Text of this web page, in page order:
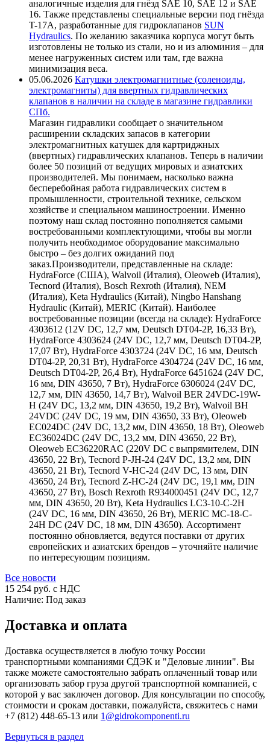
аналогичные изделия для гнёзд SAE 10, SAE 12 и SAE
16. Также представлены специальные версии под гнёзда
T-17A, разработанные для гидроклапанов SUN
Hydraulics. По желанию заказчика корпуса могут быть
изготовлены не только из стали, но и из алюминия – для
менее нагруженных систем или там, где важна
минимизация веса.
05.06.2026 Катушки электромагнитные (соленоиды,
электромагниты) для ввертных гидравлических
клапанов в наличии на складе в магазине гидравлики
СПб.
Магазин гидравлики сообщает о значительном
расширении складских запасов в категории
электромагнитных катушек для картриджных
(ввертных) гидравлических клапанов. Теперь в наличии
более 50 позиций от ведущих мировых и азиатских
производителей. Мы понимаем, насколько важна
бесперебойная работа гидравлических систем в
промышленности, строительной технике, сельском
хозяйстве и специальном машиностроении. Именно
поэтому наш склад постоянно пополняется самыми
востребованными комплектующими, чтобы вы могли
получить необходимое оборудование максимально
быстро – без долгих ожиданий под
заказ.Производители, представленные на складе:
HydraForce (США), Walvoil (Италия), Oleoweb (Италия),
Tecnord (Италия), Bosch Rexroth (Италия), NEM
(Италия), Keta Hydraulics (Китай), Ningbo Hanshang
Hydraulic (Китай), MERIC (Китай). Наиболее
востребованные позиции (всегда на складе): HydraForce
4303612 (12V DC, 12,7 мм, Deutsch DT04-2P, 16,33 Вт),
HydraForce 4303624 (24V DC, 12,7 мм, Deutsch DT04-2P,
17,07 Вт), HydraForce 4303724 (24V DC, 16 мм, Deutsch
DT04-2P, 20,31 Вт), HydraForce 4304724 (24V DC, 16 мм,
Deutsch DT04-2P, 26,4 Вт), HydraForce 6451624 (24V DC,
16 мм, DIN 43650, 7 Вт), HydraForce 6306024 (24V DC,
12,7 мм, DIN 43650, 14,7 Вт), Walvoil BER 24VDC-19W-
H (24V DC, 13,2 мм, DIN 43650, 19,2 Вт), Walvoil BH
24VDC (24V DC, 19 мм, DIN 43650, 33 Вт), Oleoweb
EC024DC (24V DC, 13,2 мм, DIN 43650, 18 Вт), Oleoweb
EC36024DC (24V DC, 13,2 мм, DIN 43650, 22 Вт),
Oleoweb EC36220RAC (220V DC с выпрямителем, DIN
43650, 22 Вт), Tecnord P-JH-24 (24V DC, 13,2 мм, DIN
43650, 21 Вт), Tecnord V-HC-24 (24V DC, 13 мм, DIN
43650, 24 Вт), Tecnord Z-HC-24 (24V DC, 19,1 мм, DIN
43650, 27 Вт), Bosch Rexroth R934000451 (24V DC, 12,7
мм, DIN 43650, 20 Вт), Keta Hydraulics LC3-10-C-2H
(24V DC, 16 мм, DIN 43650, 26 Вт), MERIC MC-18-C-
24H DC (24V DC, 18 мм, DIN 43650). Ассортимент
постоянно обновляется, ведутся поставки от других
европейских и азиатских брендов – уточняйте наличие
по интересующим позициям.
Все новости
15 254 руб. с НДС
Наличие: Под заказ
Доставка и оплата
Доставка осуществляется в любую точку России
транспортными компаниями СДЭК и "Деловые линии". Вы
также можете самостоятельно забрать оплаченный товар или
организовать забор груза другой транспортной компанией, с
которой у вас заключен договор. Для консультации по способу,
стоимости и срокам доставки, пожалуйста, свяжитесь с нами
+7 (812) 448-65-13 или 1@gidrokomponenti.ru
Вернуться в раздел